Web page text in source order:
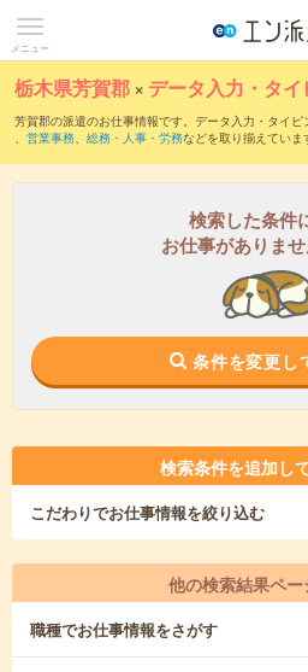
メニュー
栃木県芳賀郡 × データ入力・タ
芳賀郡の派遣のお仕事情報です。データ入力・タイピ
、 営業事務、 総務・人事・労務などを取り揃えていま
検索した条件
お仕事がありま
条件を変更し
検索条件を追加し
こだわりでお仕事情報を絞り込む
他の検索結果ペー
職種でお仕事情報をさがす